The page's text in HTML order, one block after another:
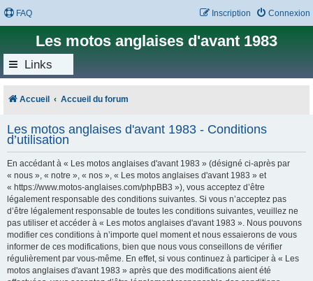
FAQ Connexion
Inscription
Les motos anglaises d'avant 1983
Links
Accueil Accueil du forum
Les motos anglaises d'avant 1983 - Conditions
d’utilisation
En accédant à « Les motos anglaises d'avant 1983 » (désigné ci-après par
« nous », « notre », « nos », « Les motos anglaises d'avant 1983 » et
« https://www.motos-anglaises.com/phpBB3 »), vous acceptez d’être
légalement responsable des conditions suivantes. Si vous n’acceptez pas
d’être légalement responsable de toutes les conditions suivantes, veuillez ne
pas utiliser et accéder à « Les motos anglaises d'avant 1983 ». Nous pouvons
modifier ces conditions à n’importe quel moment et nous essaierons de vous
informer de ces modifications, bien que nous vous conseillons de vérifier
régulièrement par vous-même. En effet, si vous continuez à participer à « Les
motos anglaises d'avant 1983 » après que des modifications aient été